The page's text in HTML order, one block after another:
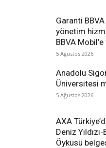
Garanti
yönetim
BBVA Mobil’e
5 Ağustos 2026
Anadolu
Üniversitesi
5 Ağustos 2026
AXA
Deniz
Öyküsü